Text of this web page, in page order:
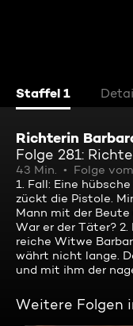
Staffel 1
Richterin
Folge 281:
43 Min. Folge
1. Fall: Eine
zückt die Pistole.
Mann mit der
War er der Täter?
reiche Witwe
währt nicht lange.
und mit ihm der
Weitere Folgen